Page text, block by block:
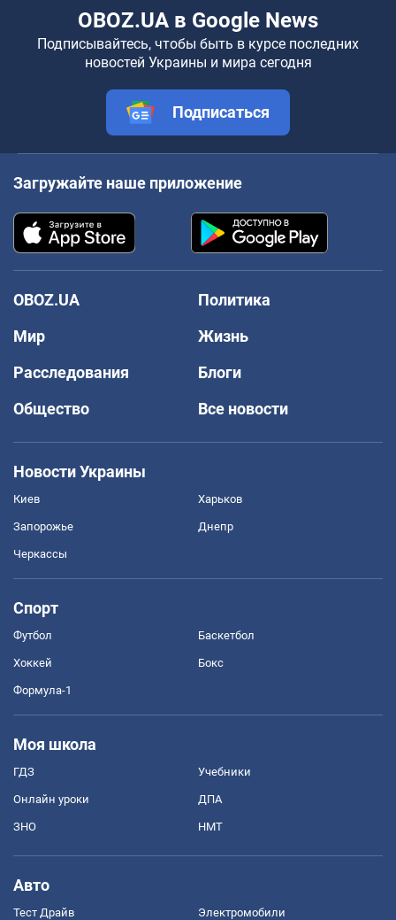
OBOZ.UA в Google News
Подписывайтесь, чтобы быть в курсе последних
новостей Украины и мира сегодня
Подписаться
Загружайте наше приложение
OBOZ.UA
Политика
Мир
Жизнь
Расследования
Блоги
Общество
Все новости
Новости Украины
Киев Харьков
Запорожье Днепр
Черкассы
Спорт
Футбол Баскетбол
Хоккей Бокс
Формула-1
Моя школа
ГДЗ Учебники
Онлайн уроки ДПА
ЗНО НМТ
Авто
Тест Драйв Электромобили